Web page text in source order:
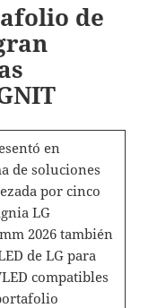
de
en
de soluciones
por cinco
LG
2026 también
de LG para
compatibles